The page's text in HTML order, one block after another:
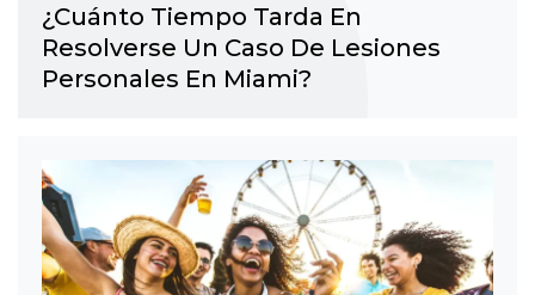
¿Cuánto Tiempo Tarda En
Resolverse Un Caso De Lesiones
Personales En Miami?